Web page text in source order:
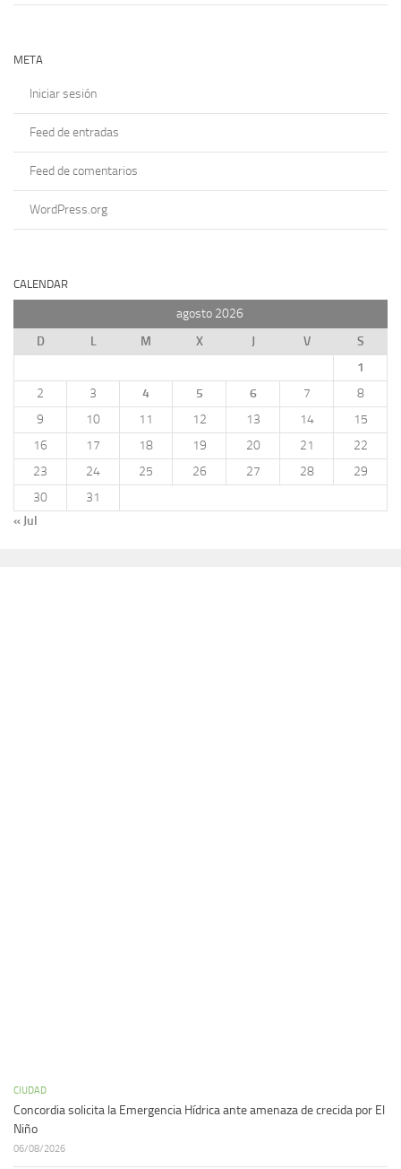
META
Iniciar sesión
Feed de entradas
Feed de comentarios
WordPress.org
CALENDAR
agosto 2026
D
L M X J V
S
1
2
3 4 5 6 7
8
9
10 11 12 13 14
15
16
17 18 19 20 21
22
23
24 25 26 27 28
29
30
31
« Jul
CIUDAD
Concordia solicita la Emergencia Hídrica ante amenaza de crecida por El
Niño
06/08/2026